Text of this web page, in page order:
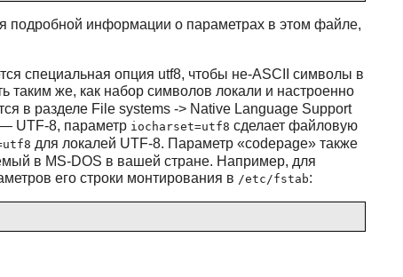
подробной информации о параметрах в этом файле,
специальная опция utf8, чтобы не-ASCII символы в
таким же, как набор символов локали и настроенно
в разделе File systems -> Native Language Support
UTF-8, параметр iocharset=utf8 сделает файловую
для локалей UTF-8. Параметр «codepage»также
в MS-DOS в вашей стране. Например, для
его строки монтирования в /etc/fstab: